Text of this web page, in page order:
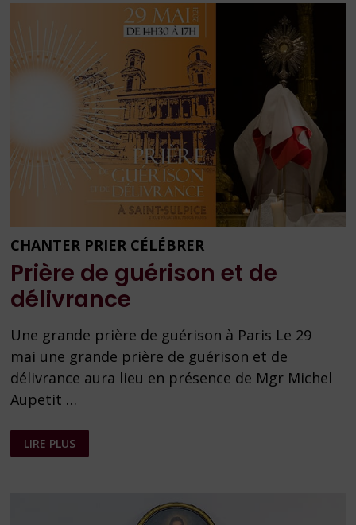
CHANTER PRIER CÉLÉBRER
Prière de guérison et de
délivrance
Une grande prière de guérison à Paris Le 29
mai une grande prière de guérison et de
délivrance aura lieu en présence de Mgr Michel
Aupetit …
PRIÈRE
DE
GUÉRISON
LIRE PLUS